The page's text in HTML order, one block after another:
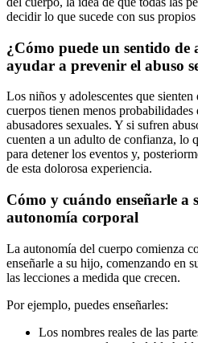
decidir lo que sucede con sus propios
¿Cómo puede un sentido
ayudar a prevenir el abuso
Los niños y adolescentes que
cuerpos tienen menos probabilidades
abusadores sexuales. Y si sufren
cuenten a un adulto de confianza, lo
para detener los eventos y,
de esta dolorosa experiencia.
Cómo y cuán​​do enseñarle a
autonomía corporal
La autonomía del cuerpo comienza
enseñarle a su hijo, comenzando en
las lecciones a medida que crecen.
Por ejemplo, puedes enseñarles:
Los nombres reales de las